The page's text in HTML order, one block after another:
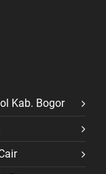
Kab. Bogor